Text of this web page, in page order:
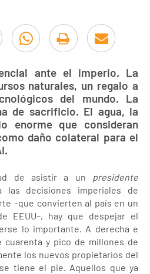
ante el imperio. La
naturales, un regalo a
del mundo. La
de sacrificio. El agua, la
enorme que consideran
daño colateral para el
de asistir a un presidente
las decisiones imperiales de
–que convierten al país en un
EEUU–, hay que despejar el
lo importante. A derecha e
cuarenta y pico de millones de
los nuevos propietarios del
tiene el pie. Aquellos que ya